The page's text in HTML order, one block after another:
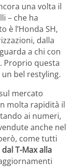
una volta il
– che ha
è l’Honda SH,
dalla
a chi con
Proprio questa
bel restyling.
mercato
molta rapidità il
ai numeri,
anche nel
come tutti
T-Max alla